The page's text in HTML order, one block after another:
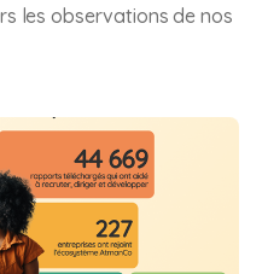
les observations de nos